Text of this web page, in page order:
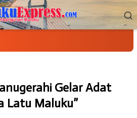
Gelar Adat
Latu Maluku”